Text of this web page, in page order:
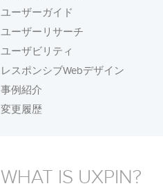
ユーザーガイド
ユーザーリサーチ
ユーザビリティ
レスポンシブWebデザイン
事例紹介
変更履歴
WHAT IS UXPIN?